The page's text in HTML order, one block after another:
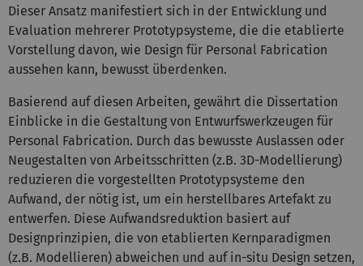
Dieser Ansatz manifestiert sich in der Entwicklung und
Evaluation mehrerer Prototypsysteme, die die etablierte
Vorstellung davon, wie Design für Personal Fabrication
aussehen kann, bewusst überdenken.
Basierend auf diesen Arbeiten, gewährt die Dissertation
Einblicke in die Gestaltung von Entwurfswerkzeugen für
Personal Fabrication. Durch das bewusste Auslassen oder
Neugestalten von Arbeitsschritten (z.B. 3D-Modellierung)
reduzieren die vorgestellten Prototypsysteme den
Aufwand, der nötig ist, um ein herstellbares Artefakt zu
entwerfen. Diese Aufwandsreduktion basiert auf
Designprinzipien, die von etablierten Kernparadigmen
(z.B. Modellieren) abweichen und auf in-situ Design setzen,